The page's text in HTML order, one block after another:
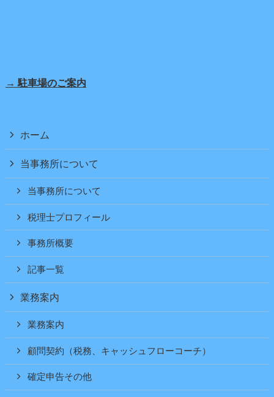
→ 駐車場のご案内
ホーム
当事務所について
当事務所について
税理士プロフィール
事務所概要
記事一覧
業務案内
業務案内
顧問契約（税務、キャッシュフローコーチ）
確定申告その他